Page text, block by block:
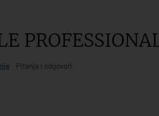
Pitanja i odgovori